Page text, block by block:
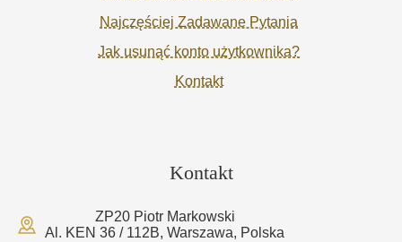
Najczęściej Zadawane Pytania
Jak usunąć konto użytkownika?
Kontakt
Kontakt
ZP20 Piotr Markowski
Al. KEN 36 / 112B, Warszawa, Polska